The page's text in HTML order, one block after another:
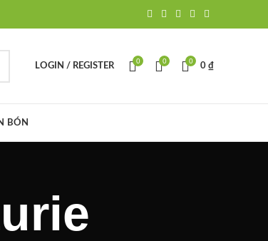
LOGIN / REGISTER
0 0 0
0 ₫
BÓN